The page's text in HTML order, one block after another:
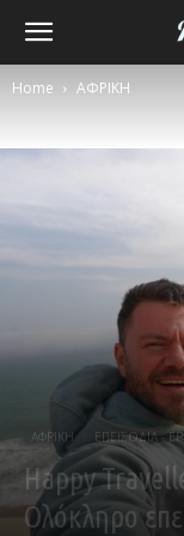
Home ΑΦΡΙΚΗ
ΑΦΡΙΚΗ ΕΠΕΙΣΟΔΙΑ -
Happy
Ολόκληρο